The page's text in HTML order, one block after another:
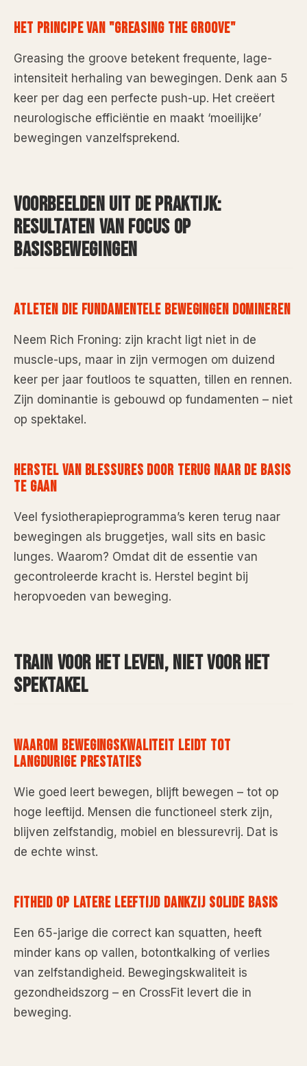
HET PRINCIPE VAN "GREASING THE GROOVE"
Greasing the groove betekent frequente, lage-
intensiteit herhaling van bewegingen. Denk aan 5
keer per dag een perfecte push-up. Het creëert
neurologische efficiëntie en maakt ‘moeilijke’
bewegingen vanzelfsprekend.
VOORBEELDEN UIT DE PRAKTIJK:
RESULTATEN VAN FOCUS OP
BASISBEWEGINGEN
ATLETEN DIE FUNDAMENTELE BEWEGINGEN DOMINEREN
Neem Rich Froning: zijn kracht ligt niet in de
muscle-ups, maar in zijn vermogen om duizend
keer per jaar foutloos te squatten, tillen en rennen.
Zijn dominantie is gebouwd op fundamenten – niet
op spektakel.
HERSTEL VAN BLESSURES DOOR TERUG NAAR DE BASIS
TE GAAN
Veel fysiotherapieprogramma’s keren terug naar
bewegingen als bruggetjes, wall sits en basic
lunges. Waarom? Omdat dit de essentie van
gecontroleerde kracht is. Herstel begint bij
heropvoeden van beweging.
TRAIN VOOR HET LEVEN, NIET VOOR HET
SPEKTAKEL
WAAROM BEWEGINGSKWALITEIT LEIDT TOT
LANGDURIGE PRESTATIES
Wie goed leert bewegen, blijft bewegen – tot op
hoge leeftijd. Mensen die functioneel sterk zijn,
blijven zelfstandig, mobiel en blessurevrij. Dat is
de echte winst.
FITHEID OP LATERE LEEFTIJD DANKZIJ SOLIDE BASIS
Een 65-jarige die correct kan squatten, heeft
minder kans op vallen, botontkalking of verlies
van zelfstandigheid. Bewegingskwaliteit is
gezondheidszorg – en CrossFit levert die in
beweging.